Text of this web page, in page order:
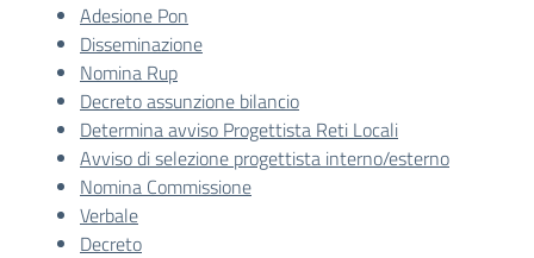
Adesione Pon
Disseminazione
Nomina Rup
Decreto assunzione bilancio
Determina avviso Progettista Reti Locali
Avviso di selezione progettista interno/esterno
Nomina Commissione
Verbale
Decreto